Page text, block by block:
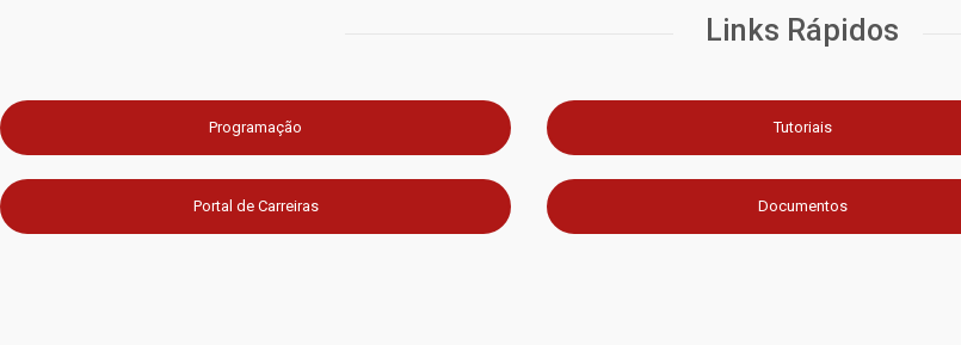
Links Rápidos
Programação
Portal de Carreiras
Tutoriais
Documentos